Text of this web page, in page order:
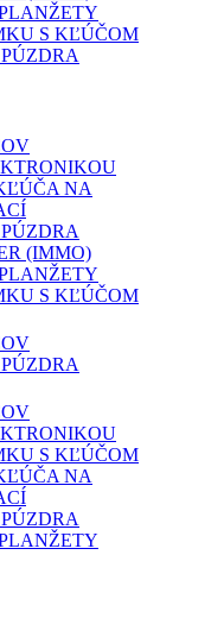
S KĽÚČOM
NA
(IMMO)
S KĽÚČOM
S KĽÚČOM
NA